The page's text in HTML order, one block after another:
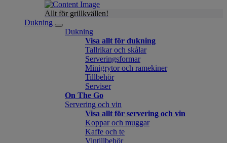
Allt för grillkvällen!
Dukning
Dukning
Visa allt för dukning
Tallrikar och skålar
Serveringsformar
Minigrytor och ramekiner
Tillbehör
Serviser
On The Go
Servering och vin
Visa allt för servering och vin
Koppar och muggar
Kaffe och te
Vintillbehör